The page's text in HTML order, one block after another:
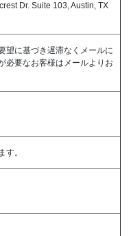
Dr. Suite 103, Austin, TX
望に基づき遅滞なくメールに
必要なお客様はメールよりお
す。